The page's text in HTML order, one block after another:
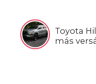
Toyota
más